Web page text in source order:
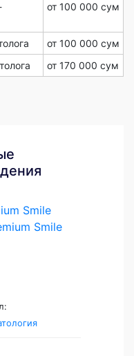
от 100 000 сум
от 100 000 сум
от 170 000 сум
Smile